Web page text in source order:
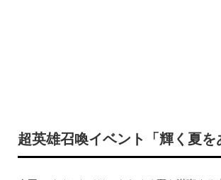
超英雄召喚イベント「輝く夏を